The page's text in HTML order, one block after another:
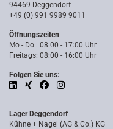
94469 Deggendorf
+49 (0) 991 9989 9011
Öffnungszeiten
Mo - Do : 08:00 - 17:00 Uhr
Freitags: 08:00 - 16:00 Uhr
Folgen Sie uns:
Lager Deggendorf
Kühne + Nagel (AG & Co.) KG